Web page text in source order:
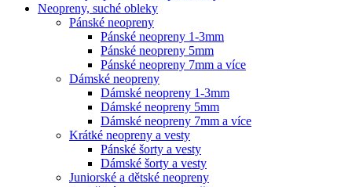
Neopreny, suché obleky
Pánské neopreny
Pánské neopreny 1-3mm
Pánské neopreny 5mm
Pánské neopreny 7mm a více
Dámské neopreny
Dámské neopreny 1-3mm
Dámské neopreny 5mm
Dámské neopreny 7mm a více
Krátké neopreny a vesty
Pánské šorty a vesty
Dámské šorty a vesty
Juniorské a dětské neopreny